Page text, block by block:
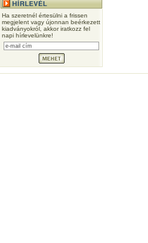
Ha szeretnél értesülni a frissen
megjelent vagy újonnan beérkezett
kiadványokról, akkor iratkozz fel
napi hírlevelünkre!